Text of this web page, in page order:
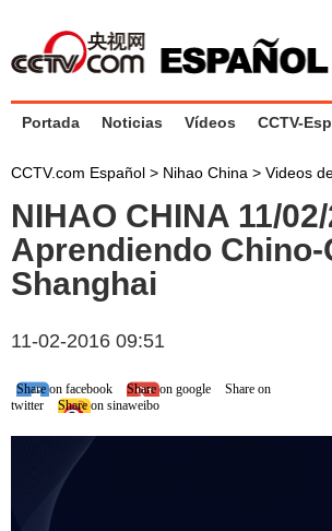
Portada Noticias Vídeos CCTV-
CCTV.com Español > Nihao China > Videos
NIHAO CHINA 11/
Aprendiendo
Shanghai
11-02-2016 09:51
Share on facebook Share on google
Share on
twitter
Share on sinaweibo